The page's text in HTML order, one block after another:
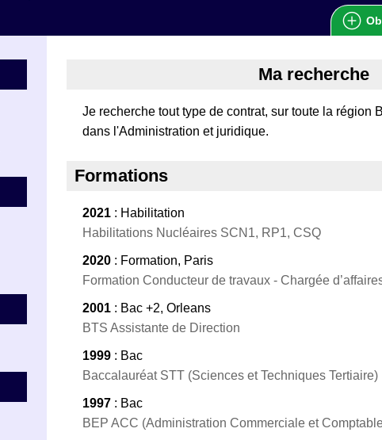
Ma recherche
Je recherche tout type de contrat, sur toute la région
dans l'Administration et juridique.
Formations
2021 : Habilitation
Habilitations Nucléaires SCN1, RP1, CSQ
2020 : Formation, Paris
Formation Conducteur de travaux - Chargée
2001 : Bac +2, Orleans
BTS Assistante de Direction
1999 : Bac
Baccalauréat STT (Sciences et Techniques Tertiaire)
1997 : Bac
BEP ACC (Administration Commerciale et